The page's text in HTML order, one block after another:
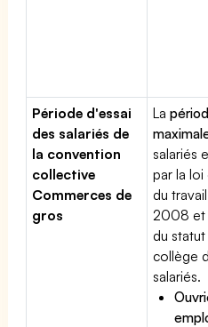
Période d'essai
des salariés de
la convention
collective
Commerces de
gros
La
salariés
par la
du
2008 et
du
collège
salariés.